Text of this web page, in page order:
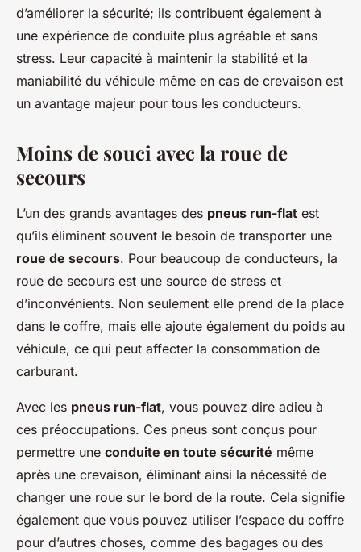
d’améliorer la sécurité; ils contribuent également à
une expérience de conduite plus agréable et sans
stress. Leur capacité à maintenir la stabilité et la
maniabilité du véhicule même en cas de crevaison est
un avantage majeur pour tous les conducteurs.
Moins de souci avec la roue de
secours
L’un des grands avantages des pneus run-flat est
qu’ils éliminent souvent le besoin de transporter une
roue de secours. Pour beaucoup de conducteurs, la
roue de secours est une source de stress et
d’inconvénients. Non seulement elle prend de la place
dans le coffre, mais elle ajoute également du poids au
véhicule, ce qui peut affecter la consommation de
carburant.
Avec les pneus run-flat, vous pouvez dire adieu à
ces préoccupations. Ces pneus sont conçus pour
permettre une conduite en toute sécurité même
après une crevaison, éliminant ainsi la nécessité de
changer une roue sur le bord de la route. Cela signifie
également que vous pouvez utiliser l’espace du coffre
pour d’autres choses, comme des bagages ou des